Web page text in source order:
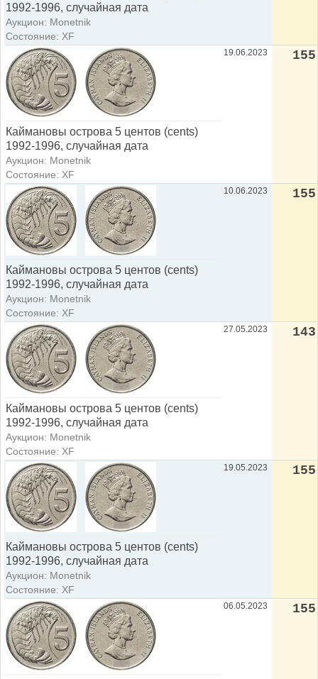
1992-1996, случайная дата
Аукцион: Monetnik
Состояние: XF
Каймановы острова 5 центов (cents)
1992-1996, случайная дата
Аукцион: Monetnik
Состояние: XF
19.06.2023 155
Каймановы острова 5 центов (cents)
1992-1996, случайная дата
Аукцион: Monetnik
Состояние: XF
10.06.2023 155
Каймановы острова 5 центов (cents)
1992-1996, случайная дата
Аукцион: Monetnik
Состояние: XF
27.05.2023 143
Каймановы острова 5 центов (cents)
1992-1996, случайная дата
Аукцион: Monetnik
Состояние: XF
19.05.2023 155
06.05.2023 155